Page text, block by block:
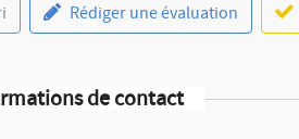
Rédiger une évaluation
de contact